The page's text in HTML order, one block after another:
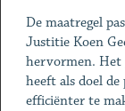
De maatregel
Justitie Koen
hervormen. Het
heeft als doel de
efficiënter te